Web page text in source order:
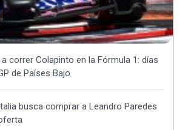
correr Colapinto en la Fórmula 1: días
de Países Bajo
busca comprar a Leandro Paredes